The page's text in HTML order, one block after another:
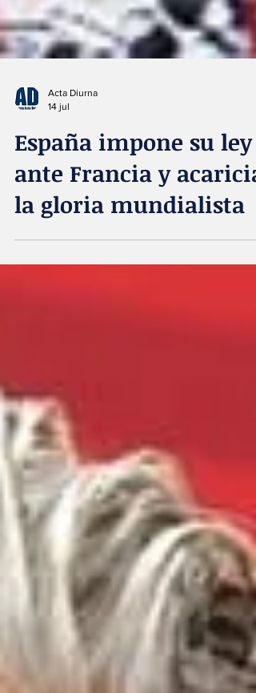
14 jul
España impone su ley
ante Francia y acaricia
la gloria mundialista